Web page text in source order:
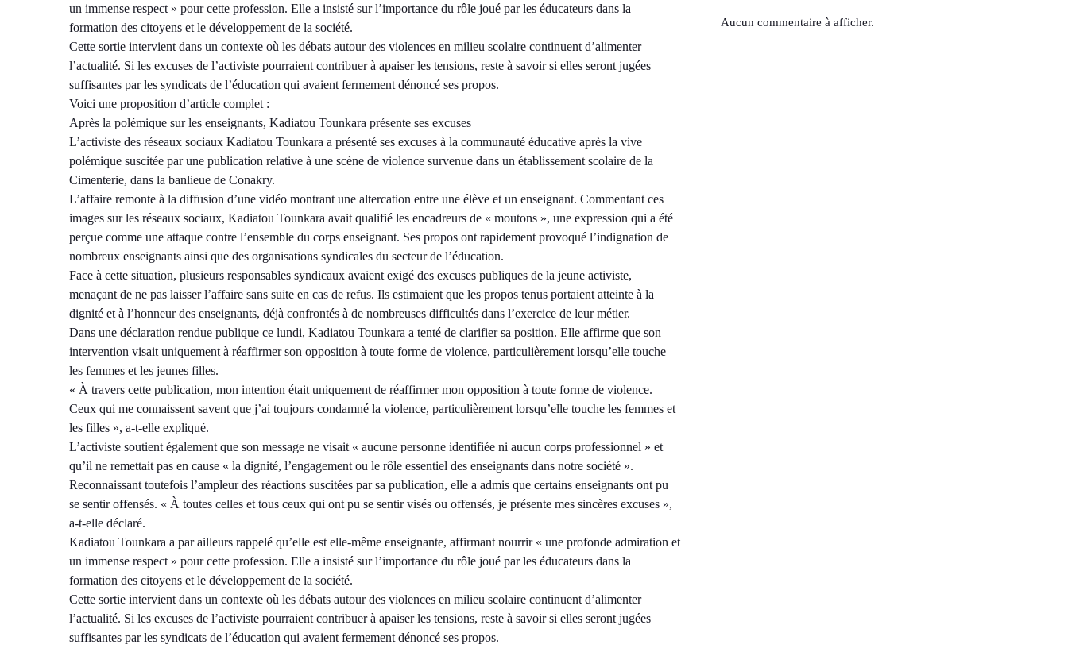
un immense respect » pour cette profession. Elle a insisté sur l’importance du rôle joué par les éducateurs dans la
formation des citoyens et le développement de la société.
Cette sortie intervient dans un contexte où les débats autour des violences en milieu scolaire continuent d’alimenter
l’actualité. Si les excuses de l’activiste pourraient contribuer à apaiser les tensions, reste à savoir si elles seront jugées
suffisantes par les syndicats de l’éducation qui avaient fermement dénoncé ses propos.
Voici une proposition d’article complet :
Après la polémique sur les enseignants, Kadiatou Tounkara présente ses excuses
L’activiste des réseaux sociaux Kadiatou Tounkara a présenté ses excuses à la communauté éducative après la vive
polémique suscitée par une publication relative à une scène de violence survenue dans un établissement scolaire de la
Cimenterie, dans la banlieue de Conakry.
L’affaire remonte à la diffusion d’une vidéo montrant une altercation entre une élève et un enseignant. Commentant ces
images sur les réseaux sociaux, Kadiatou Tounkara avait qualifié les encadreurs de « moutons », une expression qui a été
perçue comme une attaque contre l’ensemble du corps enseignant. Ses propos ont rapidement provoqué l’indignation de
nombreux enseignants ainsi que des organisations syndicales du secteur de l’éducation.
Face à cette situation, plusieurs responsables syndicaux avaient exigé des excuses publiques de la jeune activiste,
menaçant de ne pas laisser l’affaire sans suite en cas de refus. Ils estimaient que les propos tenus portaient atteinte à la
dignité et à l’honneur des enseignants, déjà confrontés à de nombreuses difficultés dans l’exercice de leur métier.
Dans une déclaration rendue publique ce lundi, Kadiatou Tounkara a tenté de clarifier sa position. Elle affirme que son
intervention visait uniquement à réaffirmer son opposition à toute forme de violence, particulièrement lorsqu’elle touche
les femmes et les jeunes filles.
« À travers cette publication, mon intention était uniquement de réaffirmer mon opposition à toute forme de violence.
Ceux qui me connaissent savent que j’ai toujours condamné la violence, particulièrement lorsqu’elle touche les femmes et
les filles », a-t-elle expliqué.
L’activiste soutient également que son message ne visait « aucune personne identifiée ni aucun corps professionnel » et
qu’il ne remettait pas en cause « la dignité, l’engagement ou le rôle essentiel des enseignants dans notre société ».
Reconnaissant toutefois l’ampleur des réactions suscitées par sa publication, elle a admis que certains enseignants ont pu
se sentir offensés. « À toutes celles et tous ceux qui ont pu se sentir visés ou offensés, je présente mes sincères excuses »,
a-t-elle déclaré.
Kadiatou Tounkara a par ailleurs rappelé qu’elle est elle-même enseignante, affirmant nourrir « une profonde admiration et
un immense respect » pour cette profession. Elle a insisté sur l’importance du rôle joué par les éducateurs dans la
formation des citoyens et le développement de la société.
Cette sortie intervient dans un contexte où les débats autour des violences en milieu scolaire continuent d’alimenter
l’actualité. Si les excuses de l’activiste pourraient contribuer à apaiser les tensions, reste à savoir si elles seront jugées
suffisantes par les syndicats de l’éducation qui avaient fermement dénoncé ses propos.
Aucun commentaire à afficher.